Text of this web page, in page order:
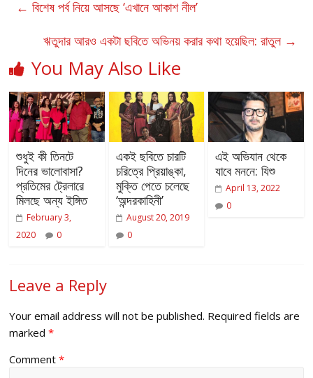
← বিশেষ পর্ব নিয়ে আসছে ‘এখানে আকাশ নীল’
ঋতুদার আরও একটা ছবিতে অভিনয় করার কথা হয়েছিল: রাতুল →
You May Also Like
শুধুই কী তিনটে
দিনের ভালোবাসা?
প্রতিমের ট্রেলারে
মিলছে অন্য ইঙ্গিত
February 3,
2020
0
একই ছবিতে চারটি
চরিত্রে প্রিয়াঙ্কা,
মুক্তি পেতে চলেছে
‘অন্দরকাহিনী’
August 20, 2019
0
এই অভিযান থেকে
যাবে মননে: যিশু
April 13, 2022
0
Leave a Reply
Your email address will not be published. Required fields are
marked*
Comment*